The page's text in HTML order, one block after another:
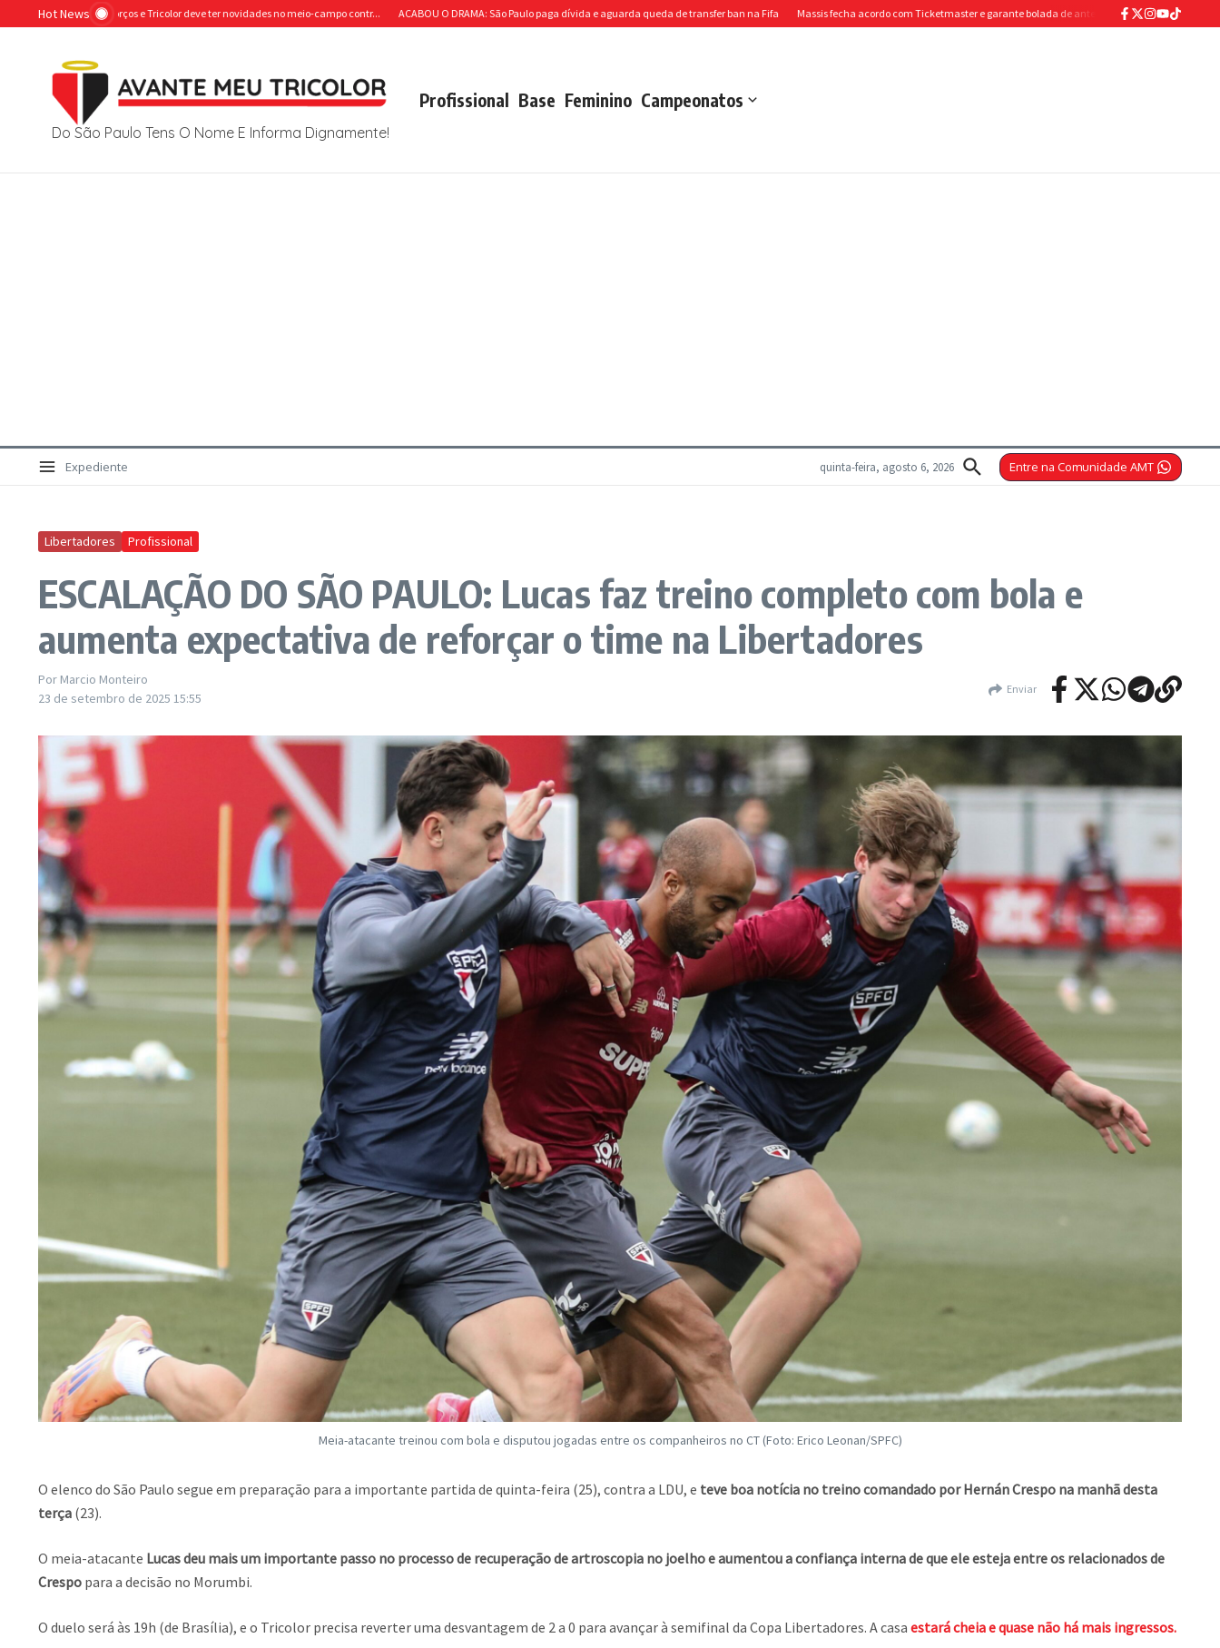
Ir para o conteúdo
Hot News
ganha reforços e Tricolor deve ter novidades no meio-campo contr... ACABOU O DRAMA: São Paulo paga dívida e aguarda queda de transfer ban na Fifa Massis fecha acordo com Ticketmaster e garante bolada de antecipação para abastecer os cofres
Do São Paulo Tens O Nome E Informa Dignamente!
Profissional Base Feminino Campeonatos
Expediente quinta-feira, agosto 6, 2026 Entre na Comunidade AMT
Libertadores Profissional
ESCALAÇÃO DO SÃO PAULO: Lucas faz treino completo com bola e
aumenta expectativa de reforçar o time na Libertadores
Por Marcio Monteiro
23 de setembro de 2025 15:55
Enviar
Meia-atacante treinou com bola e disputou jogadas entre os companheiros no CT (Foto: Erico Leonan/SPFC)
O elenco do São Paulo segue em preparação para a importante partida de quinta-feira (25), contra a LDU, e teve boa notícia no treino comandado por Hernán Crespo na manhã desta
terça (23).
O meia-atacante Lucas deu mais um importante passo no processo de recuperação de artroscopia no joelho e aumentou a confiança interna de que ele esteja entre os relacionados de
Crespo para a decisão no Morumbi.
O duelo será às 19h (de Brasília), e o Tricolor precisa reverter uma desvantagem de 2 a 0 para avançar à semifinal da Copa Libertadores. A casa estará cheia e quase não há mais ingressos.